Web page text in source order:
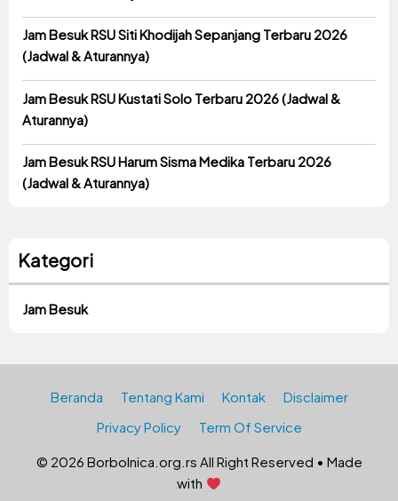
Jam Besuk RSU Siti Khodijah Sepanjang Terbaru 2026
(Jadwal & Aturannya)
Jam Besuk RSU Kustati Solo Terbaru 2026 (Jadwal &
Aturannya)
Jam Besuk RSU Harum Sisma Medika Terbaru 2026
(Jadwal & Aturannya)
Kategori
Jam Besuk
Beranda Tentang Kami Kontak
Disclaimer
Privacy Policy
Term Of Service
© 2026 Borbolnica.org.rs All Right Reserved • Made
with